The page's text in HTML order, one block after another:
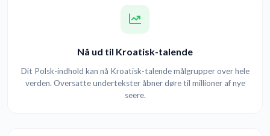
Nå ud til Kroatisk-talende
Dit Polsk-indhold kan nå Kroatisk-talende målgrupper over hele
verden. Oversatte undertekster åbner døre til millioner af nye
seere.